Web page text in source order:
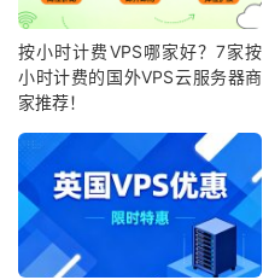
按小时计费VPS哪家好？7家按
小时计费的国外VPS云服务器商
家推荐！